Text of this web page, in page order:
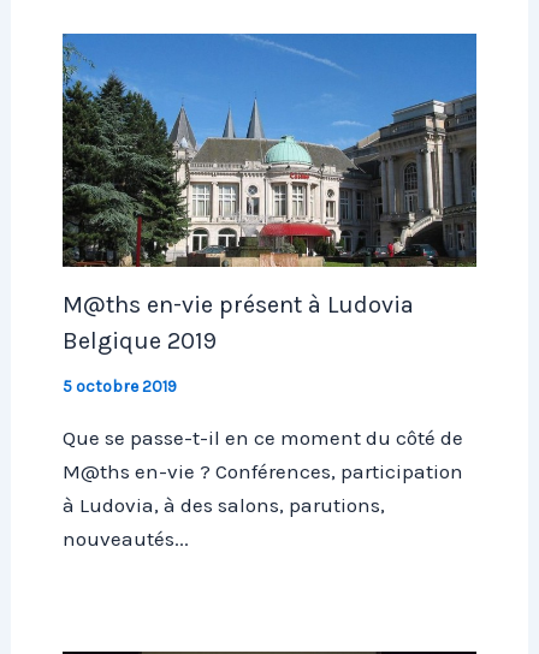
M@ths en-vie présent à Ludovia
Belgique 2019
5 octobre 2019
Que se passe-t-il en ce moment du côté de
M@ths en-vie ? Conférences, participation
à Ludovia, à des salons, parutions,
nouveautés...